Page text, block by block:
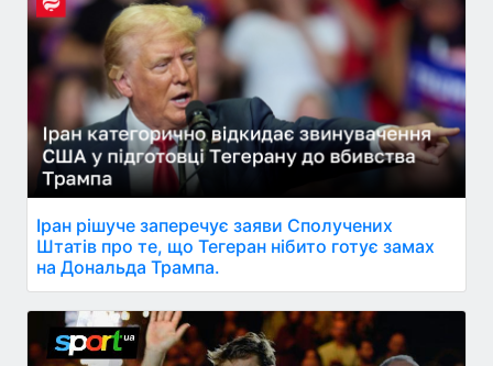
Іран рішуче заперечує заяви Сполучених
Штатів про те, що Тегеран нібито готує замах
на Дональда Трампа.